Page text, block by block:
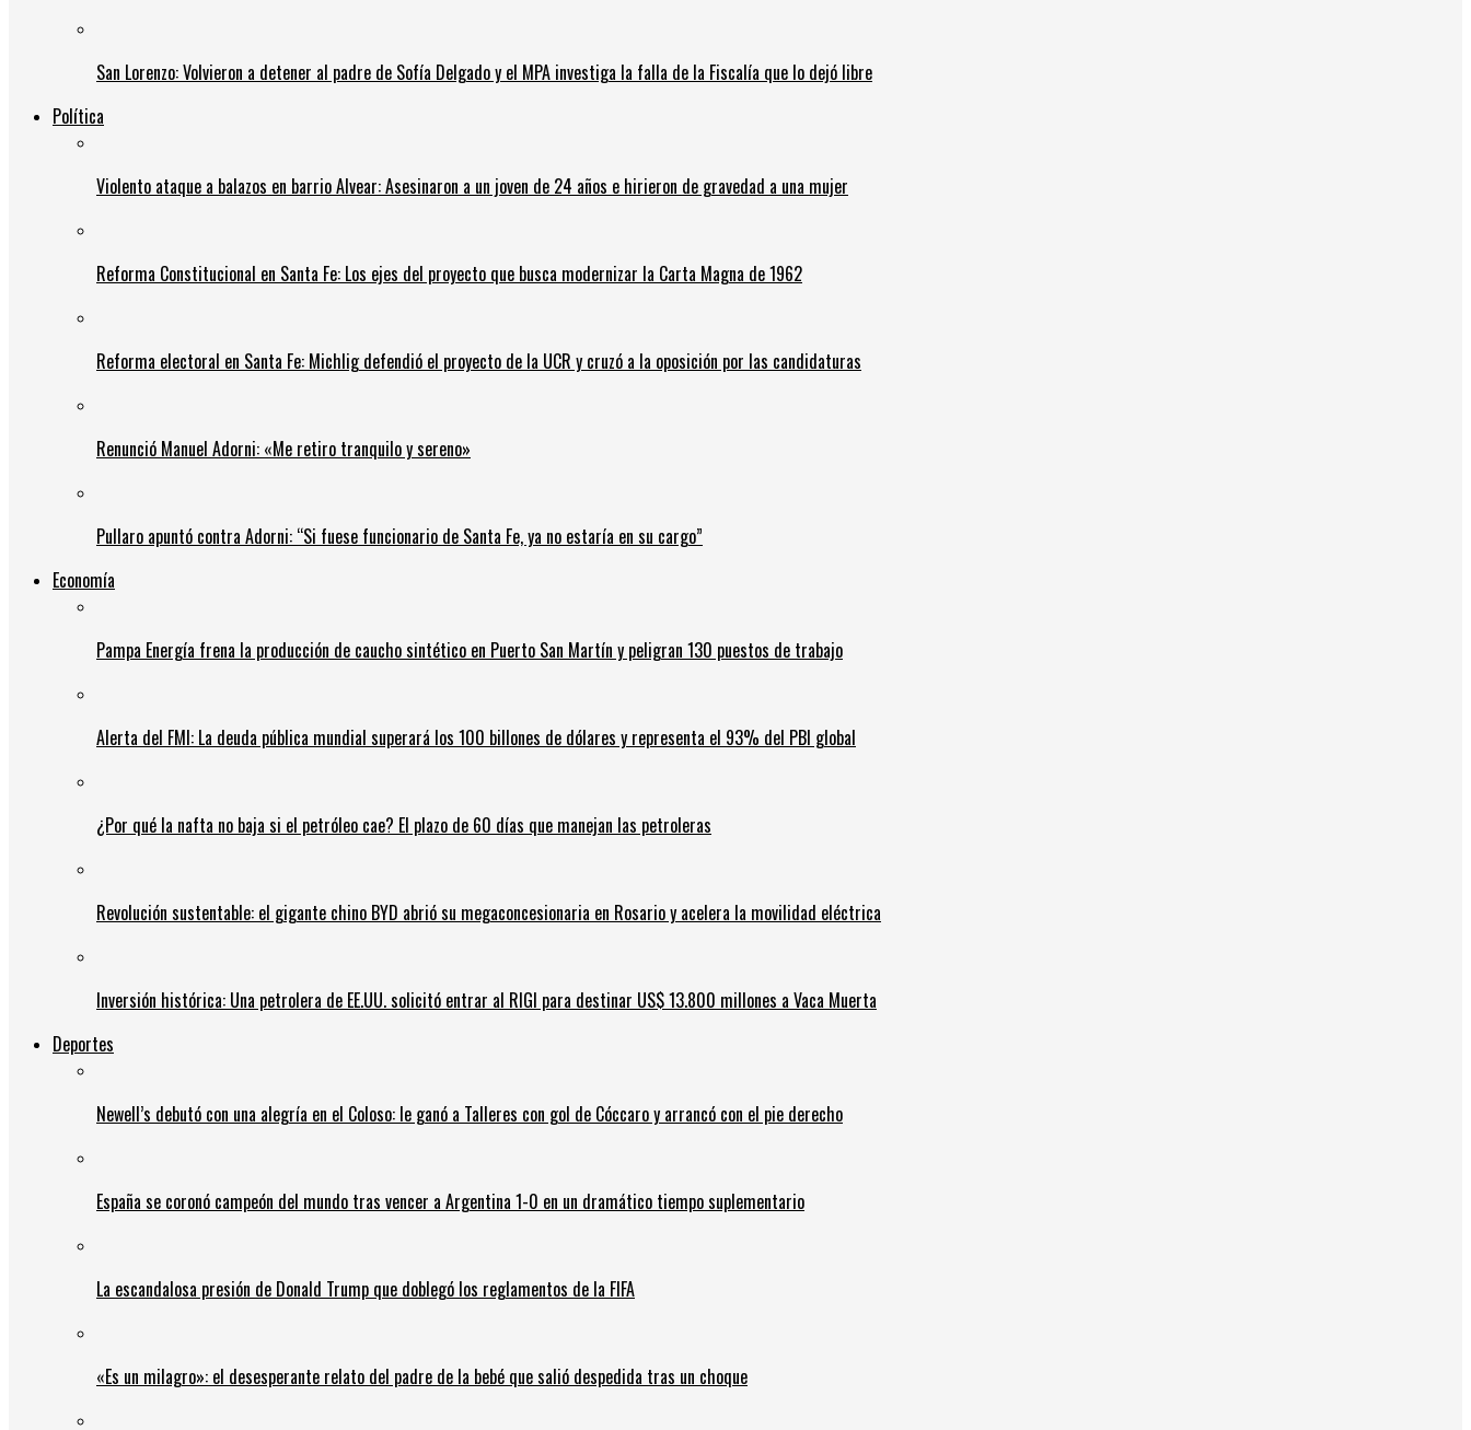
San Lorenzo: Volvieron a detener al padre de Sofía Delgado y el MPA investiga la falla de la Fiscalía que lo dejó libre
Política
Violento ataque a balazos en barrio Alvear: Asesinaron a un joven de 24 años e hirieron de gravedad a una mujer
Reforma Constitucional en Santa Fe: Los ejes del proyecto que busca modernizar la Carta Magna de 1962
Reforma electoral en Santa Fe: Michlig defendió el proyecto de la UCR y cruzó a la oposición por las candidaturas
Renunció Manuel Adorni: «Me retiro tranquilo y sereno»
Pullaro apuntó contra Adorni: “Si fuese funcionario de Santa Fe, ya no estaría en su cargo”
Economía
Pampa Energía frena la producción de caucho sintético en Puerto San Martín y peligran 130 puestos de trabajo
Alerta del FMI: La deuda pública mundial superará los 100 billones de dólares y representa el 93% del PBI global
¿Por qué la nafta no baja si el petróleo cae? El plazo de 60 días que manejan las petroleras
Revolución sustentable: el gigante chino BYD abrió su megaconcesionaria en Rosario y acelera la movilidad eléctrica
Inversión histórica: Una petrolera de EE.UU. solicitó entrar al RIGI para destinar US$ 13.800 millones a Vaca Muerta
Deportes
Newell’s debutó con una alegría en el Coloso: le ganó a Talleres con gol de Cóccaro y arrancó con el pie derecho
España se coronó campeón del mundo tras vencer a Argentina 1-0 en un dramático tiempo suplementario
La escandalosa presión de Donald Trump que doblegó los reglamentos de la FIFA
«Es un milagro»: el desesperante relato del padre de la bebé que salió despedida tras un choque